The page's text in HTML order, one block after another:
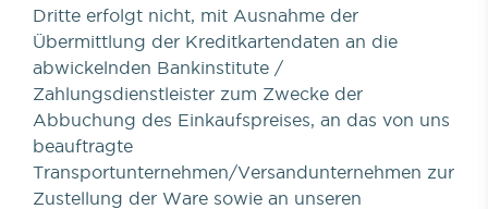
Dritte erfolgt nicht, mit Ausnahme der
Übermittlung der Kreditkartendaten an die
abwickelnden Bankinstitute /
Zahlungsdienstleister zum Zwecke der
Abbuchung des Einkaufspreises, an das von uns
beauftragte
Transportunternehmen/Versandunternehmen zur
Zustellung der Ware sowie an unseren